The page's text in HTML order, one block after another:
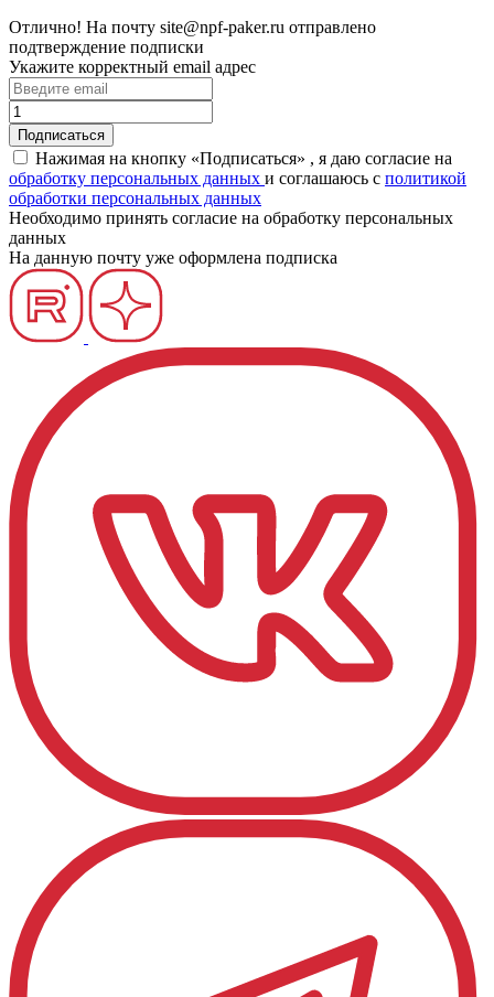
Отлично! На почту site@npf-paker.ru отправлено
подтверждение подписки
Укажите корректный email адрес
Нажимая на кнопку «Подписаться» , я даю согласие на
обработку персональных данных и соглашаюсь c политикой
обработки персональных данных
Необходимо принять согласие на обработку персональных
данных
На данную почту уже оформлена подписка